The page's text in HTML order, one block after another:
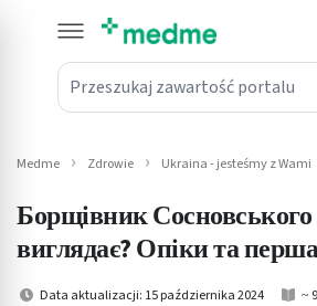
Przeszukaj zawartość portalu
submenu: Leki na receptę
submenu: Mama i dziecko
submenu: Kosmetyki
Medme Zdrowie Ukraina - jesteśmy z Wami
Борщівник Сосновського
виглядає? Опіки та
Data aktualizacji: 15 października 2024 ~